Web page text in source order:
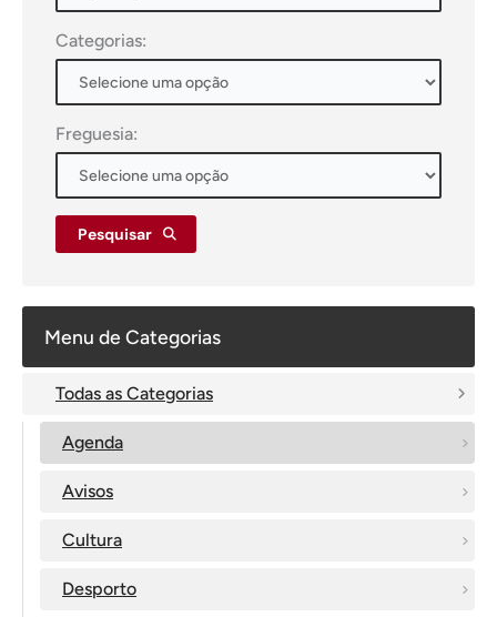
Categorias:
Freguesia:
Pesquisar
Menu de Categorias
Todas as Categorias
Agenda
Avisos
Cultura
Desporto